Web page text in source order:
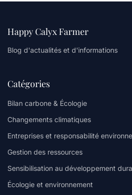
Happy Calyx Farmer
Blog d'actualités et d'informations
Catégories
Bilan carbone & Écologie
Changements climatiques
Entreprises et responsabilité
Gestion des ressources
Sensibilisation au développement
Écologie et environnement